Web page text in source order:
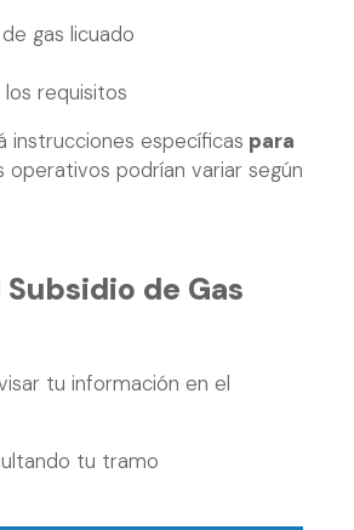
gas licuado
requisitos
instrucciones específicas para
operativos podrían variar según
de Gas
tu información en el
tu tramo